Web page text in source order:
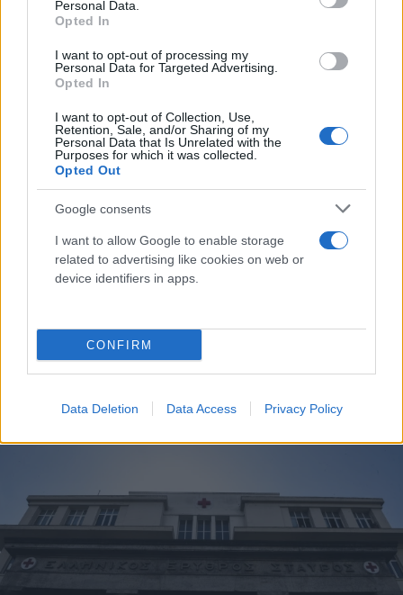
Personal Data.
Opted In
I want to opt-out of processing my
Personal Data for Targeted Advertising.
Opted In
I want to opt-out of Collection, Use,
Retention, Sale, and/or Sharing of my
Personal Data that Is Unrelated with the
Purposes for which it was collected.
Opted Out
Google consents
I want to allow Google to enable storage
related to advertising like cookies on web or
device identifiers in apps.
CONFIRM
Data Deletion Data Access Privacy Policy
μοιραία νύχτα
Λυκαβηττό - Θάνατο από πτώση «βλέπει» ο
ιατροδικαστής